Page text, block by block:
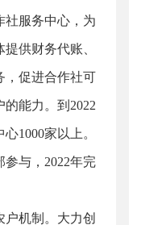
社服务中心，为
供财务代账、
，促进合作社可
能力。到2022
1000家以上。
参与，2022年完
户机制。大力创